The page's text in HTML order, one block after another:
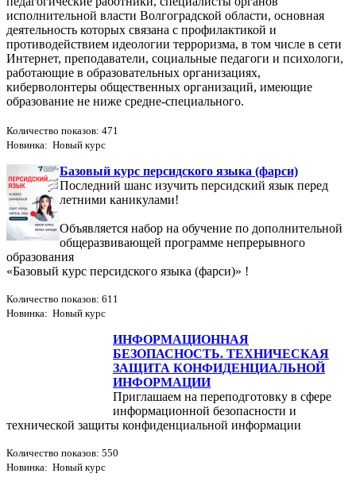
исполнительной власти Волгоградской области, основная
деятельность которых связана с профилактикой и
противодействием идеологии терроризма, в том числе в сети
Интернет, преподаватели, социальные педагоги и психологи,
работающие в образовательных организациях,
киберволонтеры общественных организаций, имеющие
образование не ниже средне-специального.
Количество показов: 471
Новинка: Новый курс
Базовый курс персидского языка (фарси)
Последний шанс изучить персидский язык перед
летними каникулами!
Объявляется набор на обучение по дополнительной
общеразвивающей программе непрерывного
образования
«Базовый курс персидского языка (фарси)» !
Количество показов: 611
Новинка: Новый курс
ИНФОРМАЦИОННАЯ
БЕЗОПАСНОСТЬ. ТЕХНИЧЕСКАЯ
ЗАЩИТА КОНФИДЕНЦИАЛЬНОЙ
ИНФОРМАЦИИ
Приглашаем на переподготовку в сфере
информационной безопасности и
технической защиты конфиденциальной информации
Количество показов: 550
Новинка: Новый курс